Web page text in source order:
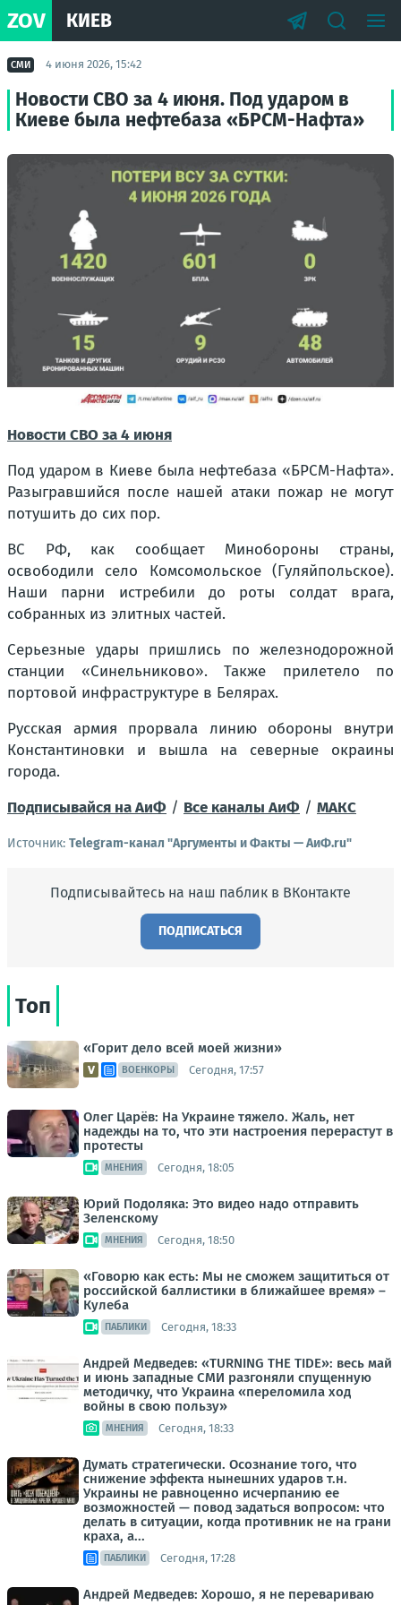
ZOV КИЕВ
СМИ 4 июня 2026, 15:42
Новости СВО за 4 июня. Под ударом в
Киеве была нефтебаза «БРСМ-Нафта»
Новости СВО за 4 июня
Под ударом в Киеве была нефтебаза «БРСМ-Нафта».
Разыгравшийся после нашей атаки пожар не могут
потушить до сих пор.
ВС РФ, как сообщает Минобороны страны,
освободили село Комсомольское (Гуляйпольское).
Наши парни истребили до роты солдат врага,
собранных из элитных частей.
Серьезные удары пришлись по железнодорожной
станции «Синельниково». Также прилетело по
портовой инфраструктуре в Белярах.
Русская армия прорвала линию обороны внутри
Константиновки и вышла на северные окраины
города.
Подписывайся на АиФ / Все каналы АиФ / MAКС
Источник: Telegram-канал "Аргументы и Факты — АиФ.ru"
Подписывайтесь на наш паблик в ВКонтакте
ПОДПИСАТЬСЯ
Топ
«Горит дело всей моей жизни»
ВОЕНКОРЫ Сегодня, 17:57
Олег Царёв: На Украине тяжело. Жаль, нет
надежды на то, что эти настроения перерастут в
протесты
МНЕНИЯ Сегодня, 18:05
Юрий Подоляка: Это видео надо отправить
Зеленскому
МНЕНИЯ Сегодня, 18:50
«Говорю как есть: Мы не сможем защититься от
российской баллистики в ближайшее время» –
Кулеба
ПАБЛИКИ Сегодня, 18:33
Андрей Медведев: «TURNING THE TIDE»: весь май
и июнь западные СМИ разгоняли спущенную
методичку, что Украина «переломила ход
войны в свою пользу»
МНЕНИЯ Сегодня, 18:33
Думать стратегически. Осознание того, что
снижение эффекта нынешних ударов т.н.
Украины не равноценно исчерпанию ее
возможностей — повод задаться вопросом: что
делать в ситуации, когда противник не на грани
краха, а...
ПАБЛИКИ Сегодня, 17:28
Андрей Медведев: Хорошо, я не перевариваю